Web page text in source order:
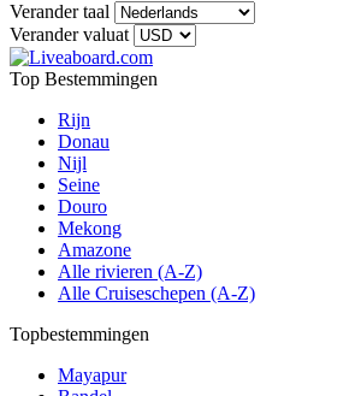
Verander taal
Verander valuat
Top Bestemmingen
Rijn
Donau
Nijl
Seine
Douro
Mekong
Amazone
Alle rivieren (A-Z)
Alle Cruiseschepen (A-Z)
Topbestemmingen
Mayapur